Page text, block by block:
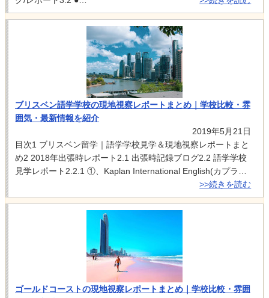
ブリスベン語学学校の現地視察レポートまとめ｜学校比較・雰
囲気・最新情報を紹介
2019年5月21日
目次1 ブリスベン留学｜語学学校見学＆現地視察レポートまと
め2 2018年出張時レポート2.1 出張時記録ブログ2.2 語学学校
見学レポート2.2.1 ①、Kaplan International English(カプラ…
>>続きを読む
ゴールドコーストの現地視察レポートまとめ｜学校比較・雰囲